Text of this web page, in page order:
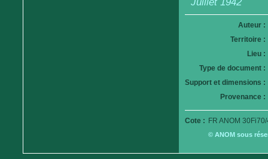
Juillet 1942
Auteur :
Territoire :
Lieu :
Type de document :
Support et dimensions :
Provenance :
Cote : FR ANOM
© ANOM sous